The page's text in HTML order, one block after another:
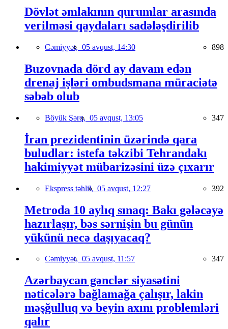
Dövlət əmlakının qurumlar arasında
verilməsi qaydaları sadələşdirilib
Cəmiyyət, 05 avqust, 14:30 898
Buzovnada dörd ay davam edən
drenaj işləri ombudsmana müraciətə
səbəb olub
Böyük Şərq, 05 avqust, 13:05 347
İran prezidentinin üzərində qara
buludlar: istefa təkzibi Tehrandakı
hakimiyyət mübarizəsini üzə çıxarır
Ekspress təhlil, 05 avqust, 12:27 392
Metroda 10 aylıq sınaq: Bakı gələcəyə
hazırlaşır, bəs sərnişin bu günün
yükünü necə daşıyacaq?
Cəmiyyət, 05 avqust, 11:57 347
Azərbaycan gənclər siyasətini
nəticələrə bağlamağa çalışır, lakin
məşğulluq və beyin axını problemləri
qalır